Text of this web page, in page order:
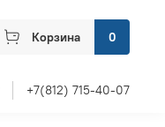
Корзина 0
+7(812) 715-40-07